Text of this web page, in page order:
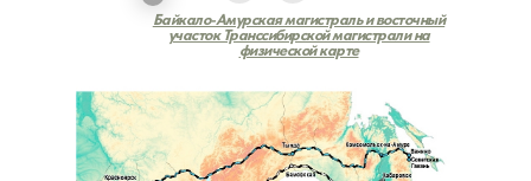
Байкало-Амурская магистраль и восточный
участок Транссибирской магистрали на
физической карте